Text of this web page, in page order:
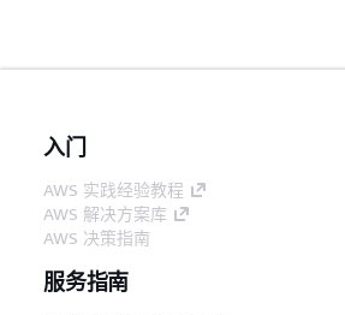
入门
AWS 实践经验教程
AWS 解决方案库
AWS 决策指南
服务指南